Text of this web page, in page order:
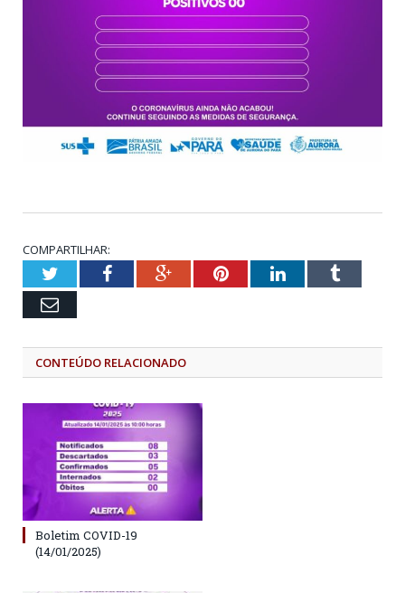
COMPARTILHAR:
TwitterFacebookGoogle+PinterestLinkedInTumblr
Email
CONTEÚDO RELACIONADO
Boletim COVID-19
(14/01/2025)